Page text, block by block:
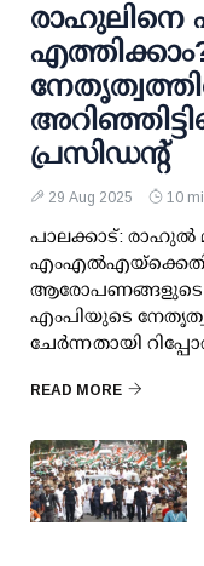
രാഹുലിനെ
പ്രസിഡന്റ്
29 Aug 2025 10
പാലക്കാട്: രാഹുല്‍
ആരോപണങ്ങളുടെ
എംപിയുടെ
ചേര്‍ന്നതായി
READ MORE